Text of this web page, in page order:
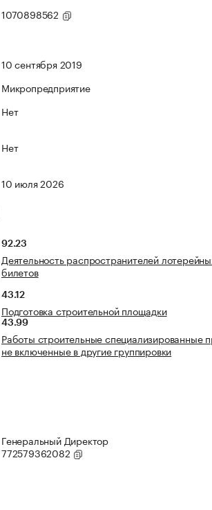
1070898562
10 сентября 2019
Микропредприятие
Нет
Нет
10 июля 2026
92.23
Деятельность распространителей
билетов
43.12
Подготовка строительной площадки
43.99
Работы строительные специализированные
не включенные в другие группировки
Генеральный Директор
772579362082